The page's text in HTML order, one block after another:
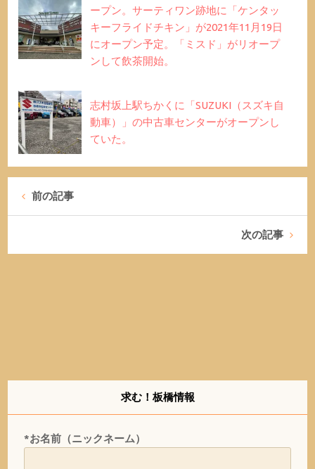
ープン。サーティワン跡地に「ケンタッ
キーフライドチキン」が2021年11月19日
にオープン予定。「ミスド」がリオープ
ンして飲茶開始。
志村坂上駅ちかくに「SUZUKI（スズキ自
動車）」の中古車センターがオープンし
ていた。
前の記事
次の記事
求む！板橋情報
*お名前（ニックネーム）